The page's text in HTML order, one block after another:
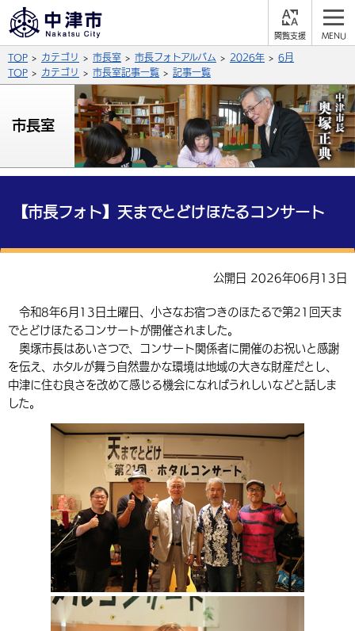
支
背景色
青 白
文字の大きさ
拡大 標準 縮小
言語を選択
英語（English） 中国語（簡体字）
中国語（繁体字） 韓国語（한국어）
組織案内
公式SNS
X (Twitter) YouTube
サイト内検索
総合メニュー
保険・年金
福祉・介護 健康・予防
住宅・インフラ
環境・衛生 生涯学習・スポーツ・人権
選挙
入札・契約 産業・雇用
農林水産業 税金
都市整備
子育て・教育
施設情報 子どもを預ける
手当・助成 健康・医療
相談・支援・情報
観光・移住
観光なび スポットを探す
遊ぶ・体験する
買う・おみやげ 四季のイベント・祭り
市政情報
中津市について
地方創生・地域活性化
TOP カテゴリ 市長室 市長フォトアルバム 2026年
6月
TOP
カテゴリ 市長室記事一覧 記事一覧
市長室
【市長フォト】天までとどけほたるコンサート
公開日 2026年06月13日
令和8年6月13日土曜日、小さなお宿つきのほたるで第21回天ま
でとどけほたるコンサートが開催されました。
奥塚市長はあいさつで、コンサート関係者に開催のお祝いと感謝
を伝え、ホタルが舞う自然豊かな環境は地域の大きな財産だとし、
中津に住む良さを改めて感じる機会になればうれしいなどと話しま
した。